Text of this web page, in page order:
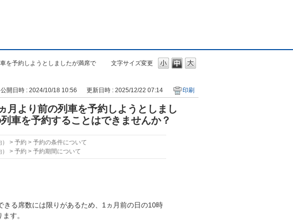
文字サイズ変更
を予約しようとしましたが満席で
公開日時 : 2024/10/18 10:56 更新日時 : 2025/12/22 07:14 印刷
月より前の列車を予約しようとしまし
車を予約することはできませんか？
> 予約 > 予約の条件について
> 予約 > 予約期間について
きる席数には限りがあるため、1ヵ月前の日の10時
す。